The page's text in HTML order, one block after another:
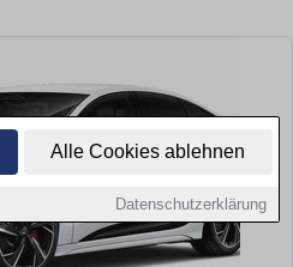
Alle Cookies ablehnen
Datenschutzerklärung